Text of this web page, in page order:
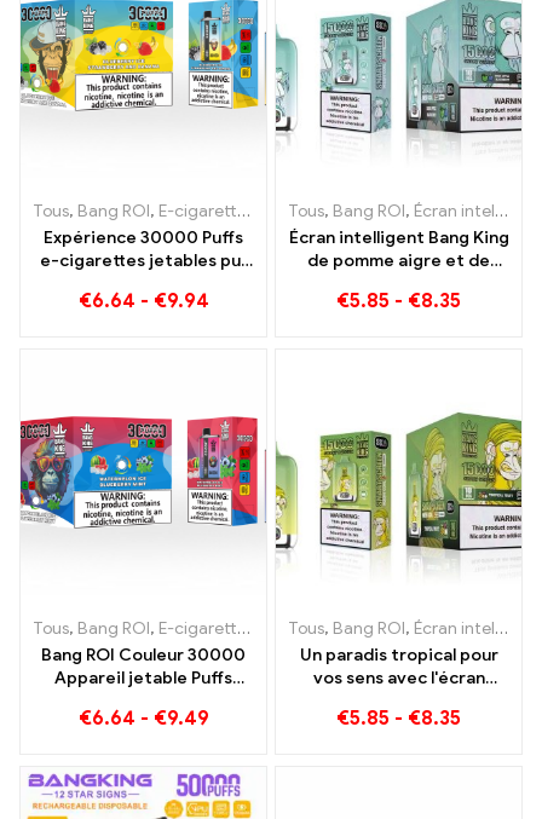
Tous, Bang ROI, E-cigarettes jetables Lituanie ,E-cigarettes
Expérience 30000 Puffs
e-cigarettes jetables pur
rencontre Strawberry
€6.64 - €9.94
Tous, Bang ROI, Écran intelligent Bang King 15000 Bouffée
Écran intelligent Bang King
de pomme aigre et de
expérience de vape
€5.85 - €8.35
Tous, Bang ROI, E-cigarettes jetables Lituanie ,E-cigarettes
Bang ROI Couleur 30000
Appareil jetable Puffs
combinaison parfaite de
pêche, mangue, pastèque
€6.64 - €9.49
Tous, Bang ROI, Écran intelligent Bang King 15000 Bouffée
Un paradis tropical pour
vos sens avec l'écran
Bang King 15000 Bouffée
€5.85 - €8.35